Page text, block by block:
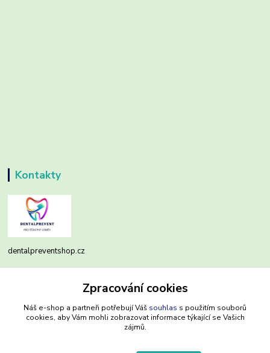
Kontakty
dentalpreventshop.cz
+420721639204
(Po-Pá, 8-16 hod.)
Zpracování cookies
Náš e-shop a partneři potřebují Váš souhlas s použitím souborů
cookies, aby Vám mohli zobrazovat informace týkající se Vašich
zájmů.